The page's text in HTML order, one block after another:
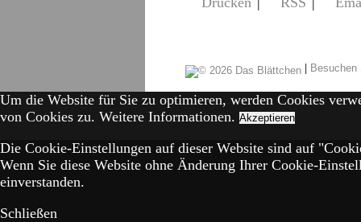
|
Um die Website für Sie zu optimieren, werden Cookies
von Cookies zu. Weitere Informationen. Akzeptieren
Die Cookie-Einstellungen auf dieser Website sind auf
Wenn Sie diese Website ohne Änderung Ihrer Cookie-
einverstanden.
Schließen